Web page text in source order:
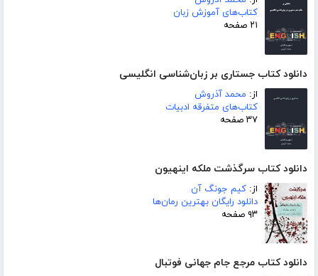
کتاب‌های آموزش زبان
۲۱ صفحه
دانلود کتاب جستاری بر زبان‌شناسی انگلیسی
از: محمد آذروش
کتاب‌های متفرقه ادبیات
۳۷ صفحه
دانلود کتاب سرگذشت ملکه اینهیون
از: کیم جونگ آن
دانلود رایگان بهترین رمان‌ها
۹۳ صفحه
دانلود کتاب مرجع جام جهانی فوتبال